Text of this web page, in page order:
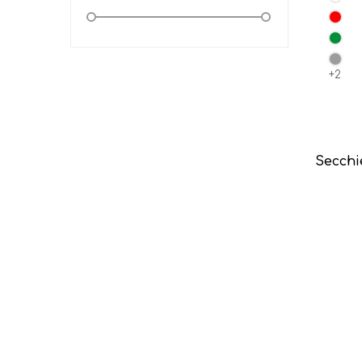
+2